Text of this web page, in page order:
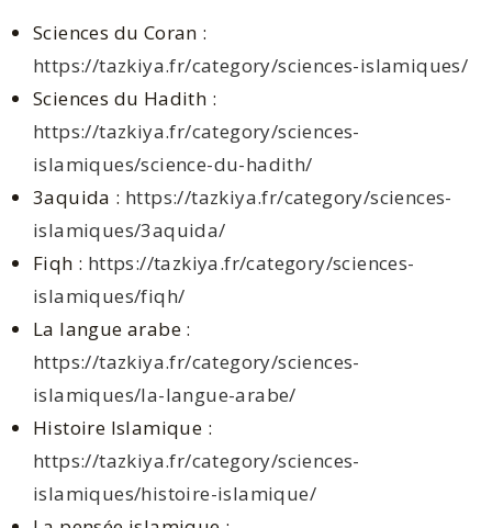
Sciences du Coran :
https://tazkiya.fr/category/sciences-islamiques/
Sciences du Hadith :
https://tazkiya.fr/category/sciences-
islamiques/science-du-hadith/
3aquida : https://tazkiya.fr/category/sciences-
islamiques/3aquida/
Fiqh : https://tazkiya.fr/category/sciences-
islamiques/fiqh/
La langue arabe :
https://tazkiya.fr/category/sciences-
islamiques/la-langue-arabe/
Histoire Islamique :
https://tazkiya.fr/category/sciences-
islamiques/histoire-islamique/